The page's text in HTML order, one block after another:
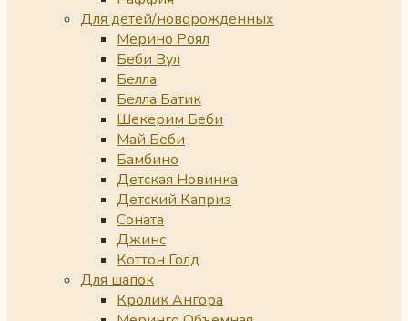
Для детей/новорожденных
Мерино Роял
Беби Вул
Белла
Белла Батик
Шекерим Беби
Май Беби
Бамбино
Детская Новинка
Детский Каприз
Соната
Джинс
Коттон Голд
Для шапок
Кролик Ангора